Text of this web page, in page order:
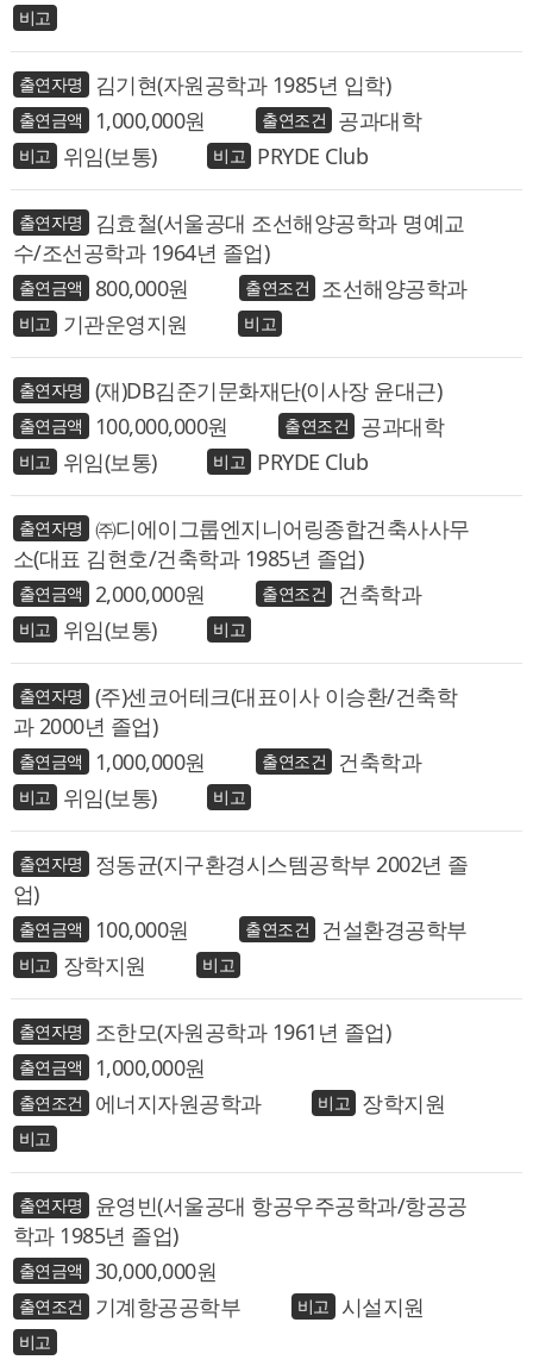
김기현(자원공학과 1985년 입학)
1,000,000
공과대학
위임(보통)
PRYDE Club
김효철(서울공대 조선해양공학과 명예교
수/조선공학과 1964년 졸업)
800,000
조선해양공학과
기관운영지원
(재)DB김준기문화재단(이사장 윤대근)
100,000,000
공과대학
위임(보통)
PRYDE Club
㈜디에이그룹엔지니어링종합건축사사무
소(대표 김현호/건축학과 1985년 졸업)
2,000,000
건축학과
위임(보통)
(주)센코어테크(대표이사 이승환/건축학
과 2000년 졸업)
1,000,000
건축학과
위임(보통)
정동균(지구환경시스템공학부 2002년 졸
업)
100,000
건설환경공학부
장학지원
조한모(자원공학과 1961년 졸업)
1,000,000
에너지자원공학과
장학지원
윤영빈(서울공대 항공우주공학과/항공공
학과 1985년 졸업)
30,000,000
기계항공공학부
시설지원